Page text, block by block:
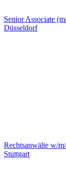
Senior Associate
Düsseldorf
Rechtsanwälte w/
Stuttgart